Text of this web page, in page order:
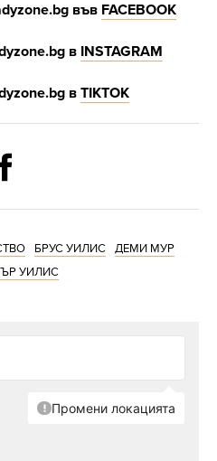
във FACEBOOK
в INSTAGRAM
в ТIKTOK
БРУС УИЛИС
ДЕМИ МУР
УИЛИС